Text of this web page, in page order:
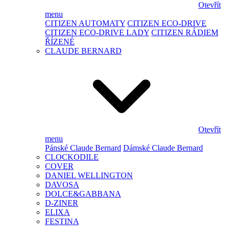
Otevřít
menu
CITIZEN AUTOMATY CITIZEN ECO-DRIVE
CITIZEN ECO-DRIVE LADY CITIZEN RÁDIEM
ŘÍZENÉ
CLAUDE BERNARD
Otevřít
menu
Pánské Claude Bernard Dámské Claude Bernard
CLOCKODILE
COVER
DANIEL WELLINGTON
DAVOSA
DOLCE&GABBANA
D-ZINER
ELIXA
FESTINA